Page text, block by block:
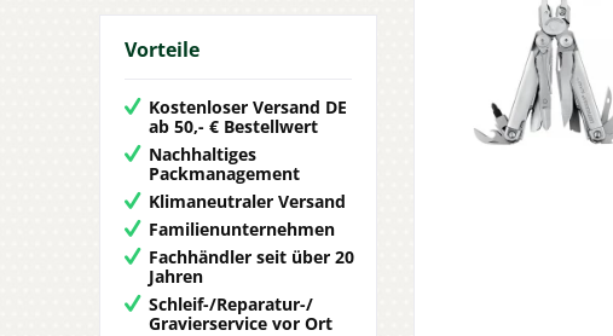
von10,00 €
Vorteile
Kostenloser Versand DE
ab 50,- € Bestellwert
Nachhaltiges
Packmanagement
Klimaneutraler Versand
Familienunternehmen
Fachhändler seit über 20
Jahren
Schleif-/Reparatur-/
Gravierservice vor Ort